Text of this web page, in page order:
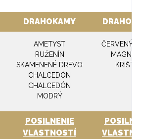
DRAHOKAMY
AMETYST
RUŽENÍN
SKAMENENÉ DREVO
CHALCEDÓN
CHALCEDÓN
MODRÝ
ČERVENÝ
KRIŠTÁĽ
POSILNENIE
VLASTNOSTÍ